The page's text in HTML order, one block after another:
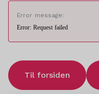
Error message:
Error: Request failed
Til forsiden